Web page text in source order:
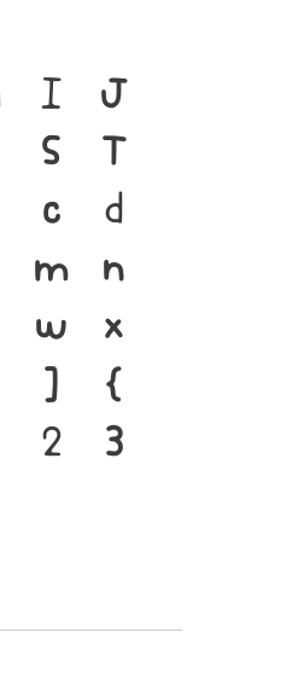
I
J
S
T
c
d
m n
w
x
]
{
2
3
ห้ความ
เครื่อง
แบบตัว
นแปลง
ชื่อมตัว